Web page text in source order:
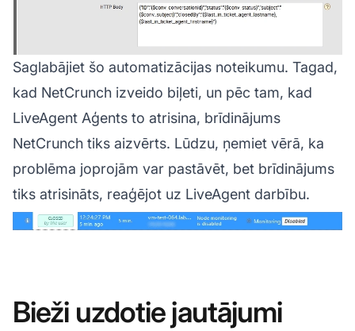
Saglabājiet šo automatizācijas noteikumu. Tagad,
kad NetCrunch izveido biļeti, un pēc tam, kad
LiveAgent Aģents to atrisina, brīdinājums
NetCrunch tiks aizvērts. Lūdzu, ņemiet vērā, ka
problēma joprojām var pastāvēt, bet brīdinājums
tiks atrisināts, reaģējot uz LiveAgent darbību.
Bieži uzdotie jautājumi